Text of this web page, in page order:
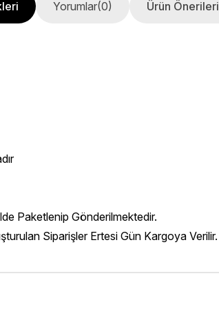
Yorumlar(0) Ürün Önerileri
Paketlenip Gönderilmektedir.
Siparişler Ertesi Gün Kargoya Verilir.